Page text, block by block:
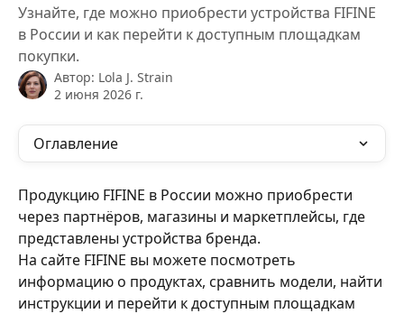
Узнайте, где можно приобрести устройства FIFINE
в России и как перейти к доступным площадкам
покупки.
Автор: Lola J. Strain
2 июня 2026 г.
Оглавление
Продукцию FIFINE в России можно приобрести
через партнёров, магазины и маркетплейсы, где
представлены устройства бренда.
На сайте FIFINE вы можете посмотреть
информацию о продуктах, сравнить модели, найти
инструкции и перейти к доступным площадкам